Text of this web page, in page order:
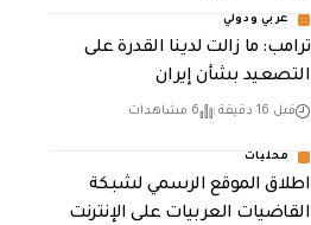
عربي ودولي
ترامب: ما زالت لدينا القدرة على
التصعيد بشأن إيران
قبل 16 دقيقة 6 مشاهدات
محليات
اطلاق الموقع الرسمي لشبكة
القاضيات العربيات على الإنترنت